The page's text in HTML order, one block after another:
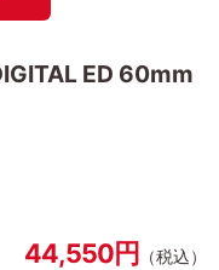
ED 60mm
44,550円 （税込）